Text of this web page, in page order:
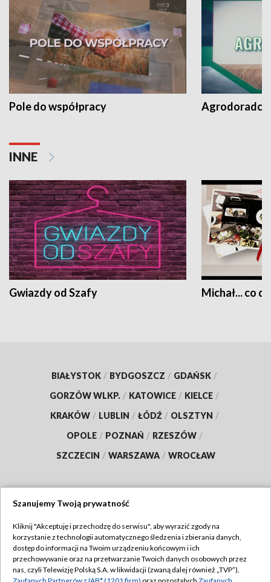
Pole do współpracy Agrodoradcy
INNE
Gwiazdy od Szafy Michał... co
BIAŁYSTOK / BYDGOSZCZ / GDAŃSK /
GORZÓW WLKP. / KATOWICE / KIELCE /
KRAKÓW / LUBLIN / ŁÓDŹ / OLSZTYN /
OPOLE / POZNAŃ / RZESZÓW /
SZCZECIN / WARSZAWA / WROCŁAW
TVP
Abonament TVP
Emisja w TVP
Regulamin TVP
Szanujemy Twoją prywatność
Kliknij "Akceptuję i przechodzę do serwisu", aby wyrazić zgody na
korzystanie z technologii automatycznego śledzenia i zbierania danych,
dostęp do informacji na Twoim urządzeniu końcowym i ich
przechowywanie oraz na przetwarzanie Twoich danych osobowych przez
nas, czyli Telewizję Polską S.A. w likwidacji (zwaną dalej również „TVP”),